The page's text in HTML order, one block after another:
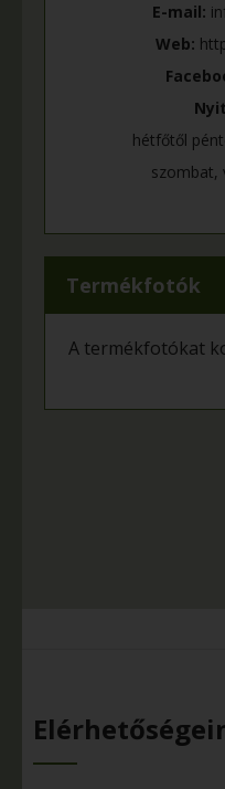
E-mail:
Web:
hétfőtől
szombat,
Termékfotók
A termékfotókat